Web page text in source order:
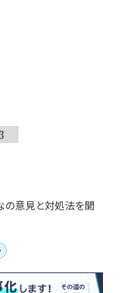
の意見と対処法を聞